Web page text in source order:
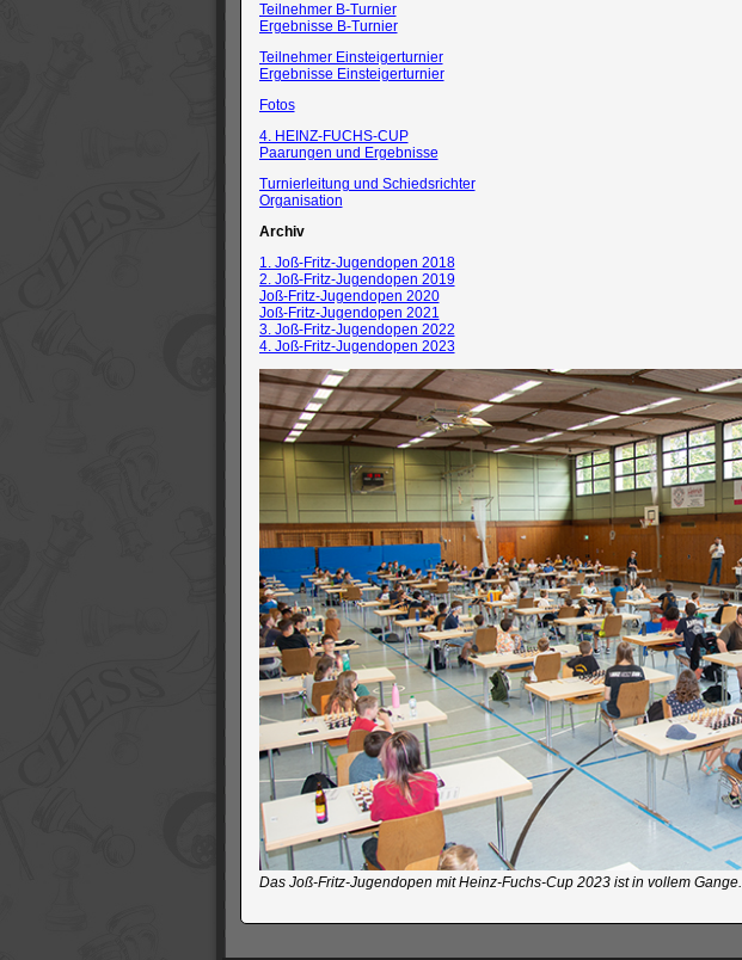
Teilnehmer B-Turnier
Ergebnisse B-Turnier
Teilnehmer Einsteigerturnier
Ergebnisse Einsteigerturnier
Fotos
4. HEINZ-FUCHS-CUP
Paarungen und Ergebnisse
Turnierleitung und Schiedsrichter
Organisation
Archiv
1. Joß-Fritz-Jugendopen 2018
2. Joß-Fritz-Jugendopen 2019
Joß-Fritz-Jugendopen 2020
Joß-Fritz-Jugendopen 2021
3. Joß-Fritz-Jugendopen 2022
4. Joß-Fritz-Jugendopen 2023
Das Joß-Fritz-Jugendopen mit Heinz-Fuchs-Cup 2023 ist in vollem Gange.